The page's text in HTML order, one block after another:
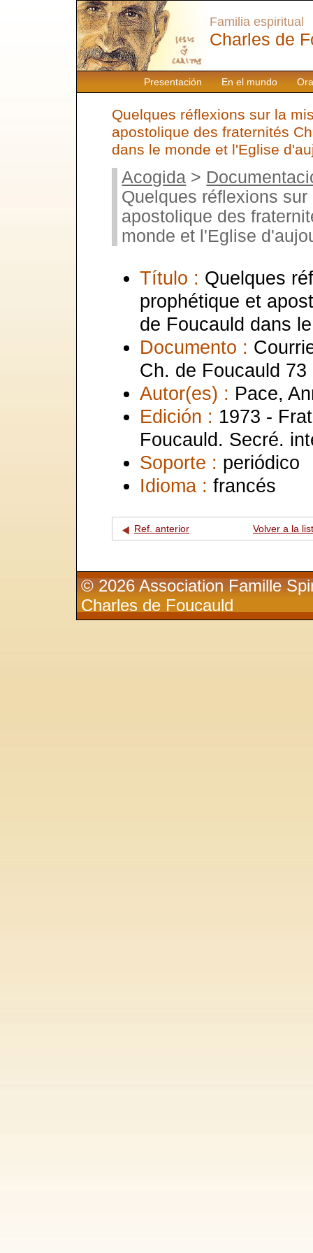
Presentación En el mundo
Familia espiritual
Charles de
Quelques réflexions sur la
apostolique des fraternités
dans le monde et l'Eglise
Acogida >
Quelques réflexions
apostolique des
monde et l'Eglise
Título : Quelques
prophétique et
de Foucauld dans
Documento :
Ch. de Foucauld 73
Autor(es) : Pace,
Edición : 1973 -
Foucauld. Secré.
Soporte : periódico
Idioma : francés
Ref. anterior Volver a la
© 2026 Association Famille
Charles de Foucauld